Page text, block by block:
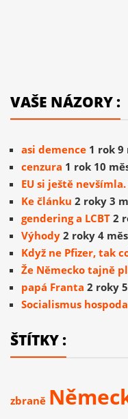
VAŠE NÁZORY :
asi demence 1 rok 9
cenzura 1 rok 10
EU si ještě nevšímla.
Ke článku 2 roky 3
gendering a LCBT 2
Výhody 2 roky 4
Když ne Pfizer, tak
Že Německo tajně
papá Franta 2 roky
Socialismus
ŠTÍTKY :
zbraně